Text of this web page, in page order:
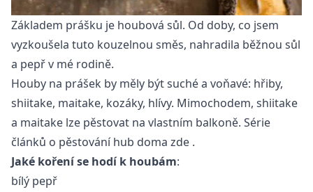
Základem prášku je houbová sůl. Od doby, co jsem
vyzkoušela tuto kouzelnou směs, nahradila běžnou sůl
a pepř v mé rodině.
Houby na prášek by měly být suché a voňavé: hřiby,
shiitake, maitake, kozáky, hlívy. Mimochodem, shiitake
a maitake lze pěstovat na vlastním balkoně. Série
článků o pěstování hub doma zde .
Jaké koření se hodí k houbám:
bílý pepř